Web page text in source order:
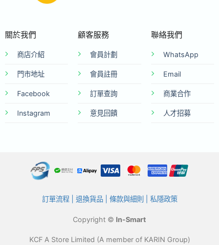
關於我們
商店介紹
門市地址
Facebook
Instagram
顧客服務
會員計劃
會員註冊
訂單查詢
意見回饋
聯絡我們
WhatsApp
Email
商業合作
人才招募
訂單流程| 退換貨品| 條款與細則 私隱政策
Copyright © In-Smart
KCF A Store Limited (A member of KARIN Group)